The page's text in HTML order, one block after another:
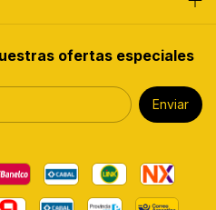
ofertas especiales